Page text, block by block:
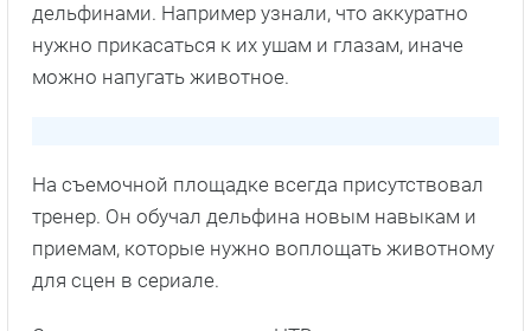
дельфинами. Например узнали, что аккуратно
нужно прикасаться к их ушам и глазам, иначе
можно напугать животное.
На съемочной площадке всегда присутствовал
тренер. Он обучал дельфина новым навыкам и
приемам, которые нужно воплощать животному
для сцен в сериале.